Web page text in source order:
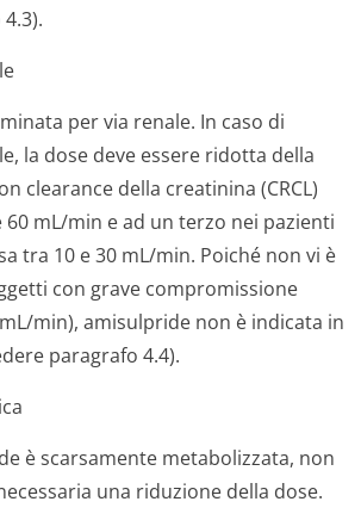
per via renale. In caso di
la dose deve essere ridotta della
clearance della creatinina (CRCL)
60 mL/min e ad un terzo nei pazienti
tra 10 e 30 mL/min. Poiché non vi è
con grave compromissione
mL/min), amisulpride non è indicata in
paragrafo 4.4).
è scarsamente metabolizzata, non
una riduzione della dose.